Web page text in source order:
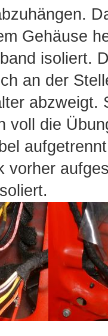
Gehäuse
isoliert.
an der
abzweigt.
voll die
vorher